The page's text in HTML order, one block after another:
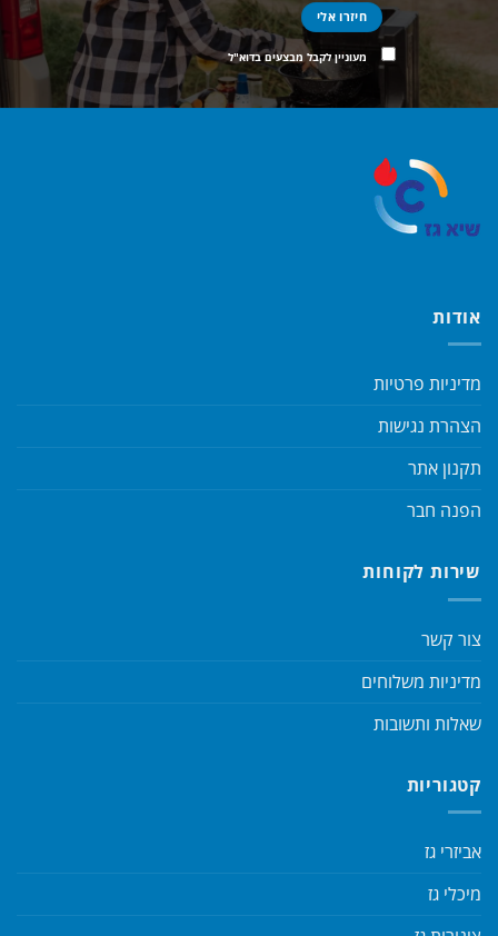
מעוניין לקבל מבצעים בדוא"ל
אודות
מדיניות פרטיות
הצהרת נגישות
תקנון אתר
הפנה חבר
שירות לקוחות
צור קשר
מדיניות משלוחים
שאלות ותשובות
קטגוריות
אביזרי גז
מיכלי גז